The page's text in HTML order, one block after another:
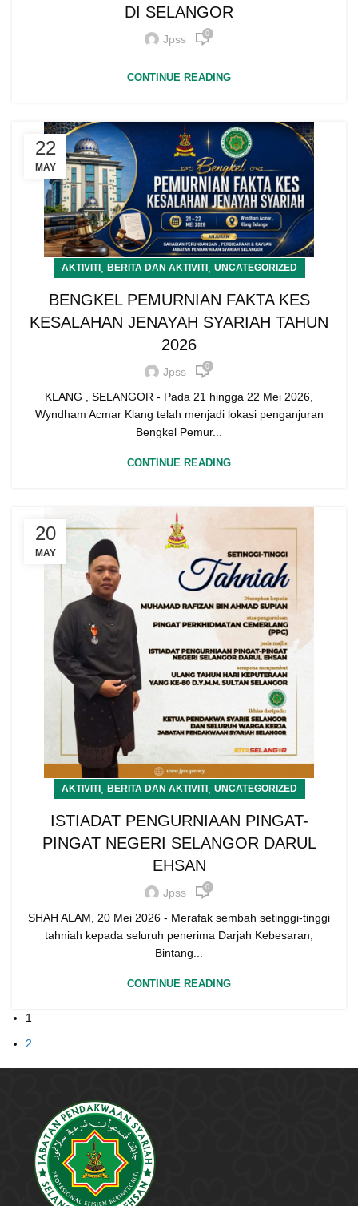
DI SELANGOR
Jpss 0
CONTINUE READING
22
MAY
AKTIVITI, BERITA DAN AKTIVITI, UNCATEGORIZED
BENGKEL PEMURNIAN FAKTA KES
KESALAHAN JENAYAH SYARIAH TAHUN
2026
Jpss 0
KLANG , SELANGOR - Pada 21 hingga 22 Mei 2026,
Wyndham Acmar Klang telah menjadi lokasi penganjuran
Bengkel Pemur...
CONTINUE READING
20
MAY
AKTIVITI, BERITA DAN AKTIVITI, UNCATEGORIZED
ISTIADAT PENGURNIAAN PINGAT-
PINGAT NEGERI SELANGOR DARUL
EHSAN
Jpss 0
SHAH ALAM, 20 Mei 2026 - Merafak sembah setinggi-tinggi
tahniah kepada seluruh penerima Darjah Kebesaran,
Bintang...
CONTINUE READING
1
2